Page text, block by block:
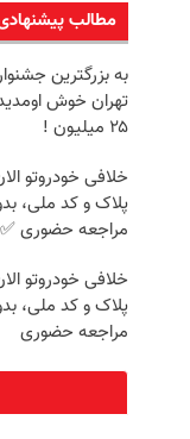
مطالب
به بزرگترین
تهران خوش
۲۵ میلیون !
خلافی خودروتو
پلاک و کد ملی،
مراجعه حضوری ✅
خلافی خودروتو
پلاک و کد ملی،
مراجعه حضوری